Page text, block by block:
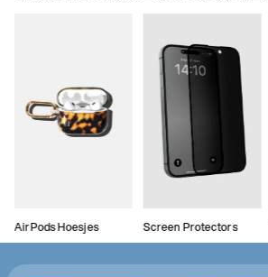
AirPods Hoesjes Screen Protectors